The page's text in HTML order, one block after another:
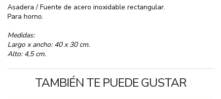
Asadera / Fuente de acero inoxidable rectangular.
Para horno.
Medidas:
Largo x ancho: 40 x 30 cm.
Alto: 4,5 cm.
TAMBIÉN TE PUEDE GUSTAR